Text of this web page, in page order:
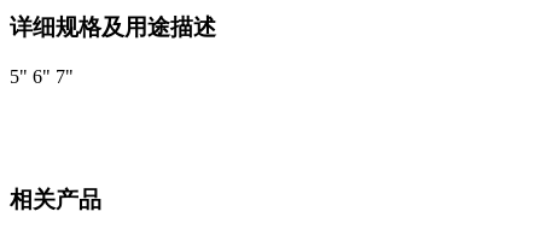
详细规格及用途描述
5" 6" 7"
相关产品